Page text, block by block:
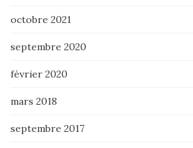
octobre 2021
septembre 2020
février 2020
mars 2018
septembre 2017